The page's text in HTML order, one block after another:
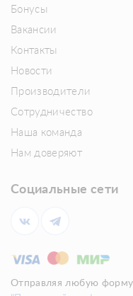
Бонусы
Вакансии
Контакты
Новости
Производители
Сотрудничество
Наша команда
Нам доверяют
Социальные сети
Отправляя любую форму